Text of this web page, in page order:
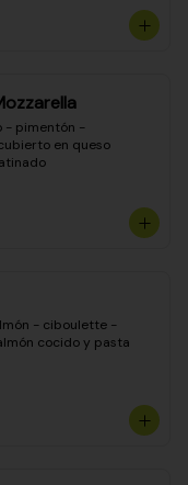
- pimentón -
en queso
- ciboulette -
cocido y pasta